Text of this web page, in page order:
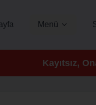
Menü
Kayıtsız,